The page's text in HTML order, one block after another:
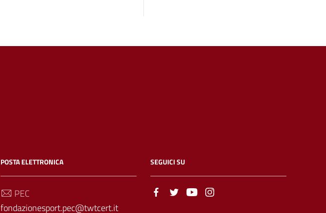
POSTA ELETTRONICA
PEC
fondazionesport.pec@twtcert.it
SEGUICI SU